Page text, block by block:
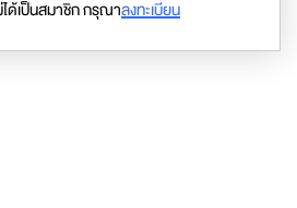
ด้เป็นสมาชิก กรุณาลงทะเบียน